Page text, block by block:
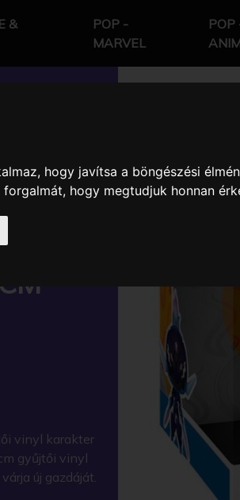
hogy javítsa a böngészési
hogy megtudjuk honnan
&
POP -
MARVEL
POP
vinyl karakter
gyűjtői vinyl
új gazdáját.